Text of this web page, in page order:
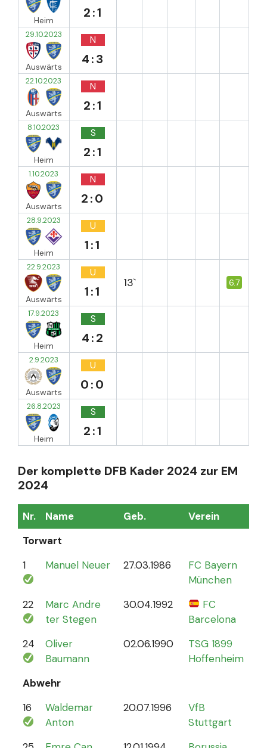
Heim 2:1
29.10.2023
Auswärts
N
4:3
22.10.2023
Auswärts
N
2:1
8.10.2023
Heim
S
2:1
1.10.2023
Auswärts
N
2:0
28.9.2023
Heim
U
1:1
22.9.2023
Auswärts
U
1:1
13` 6.7
17.9.2023
Heim
S
4:2
2.9.2023
Auswärts
U
0:0
26.8.2023
Heim
S
2:1
Der komplette DFB Kader 2024 zur EM
2024
Nr. Name Geb. Verein
Torwart
1
Manuel Neuer 27.03.1986
FC Bayern
München
22
Marc Andre
ter Stegen
30.04.1992
FC
Barcelona
24
Oliver
Baumann
02.06.1990
TSG 1899
Hoffenheim
Abwehr
16
Waldemar
Anton
20.07.1996
VfB
Stuttgart